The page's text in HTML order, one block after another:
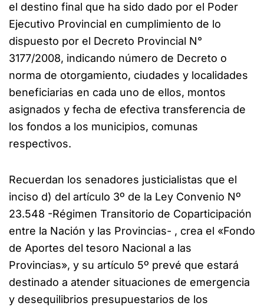
el destino final que ha sido dado por el Poder
Ejecutivo Provincial en cumplimiento de lo
dispuesto por el Decreto Provincial N°
3177/2008, indicando número de Decreto o
norma de otorgamiento, ciudades y localidades
beneficiarias en cada uno de ellos, montos
asignados y fecha de efectiva transferencia de
los fondos a los municipios, comunas
respectivos.
Recuerdan los senadores justicialistas que el
inciso d) del artículo 3º de la Ley Convenio Nº
23.548 -Régimen Transitorio de Coparticipación
entre la Nación y las Provincias- , crea el «Fondo
de Aportes del tesoro Nacional a las
Provincias», y su artículo 5º prevé que estará
destinado a atender situaciones de emergencia
y desequilibrios presupuestarios de los